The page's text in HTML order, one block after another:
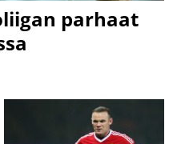
parhaat